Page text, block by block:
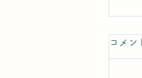
コメン